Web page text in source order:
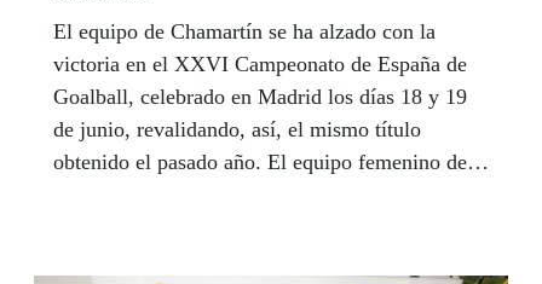
El equipo de Chamartín se ha alzado con la
victoria en el XXVI Campeonato de España de
Goalball, celebrado en Madrid los días 18 y 19
de junio, revalidando, así, el mismo título
obtenido el pasado año. El equipo femenino de